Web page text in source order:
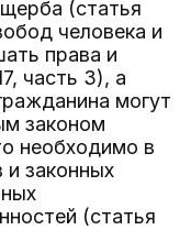
(статья
человека и
права и
часть 3), а
могут
законом
необходимо в
и законных
(статья